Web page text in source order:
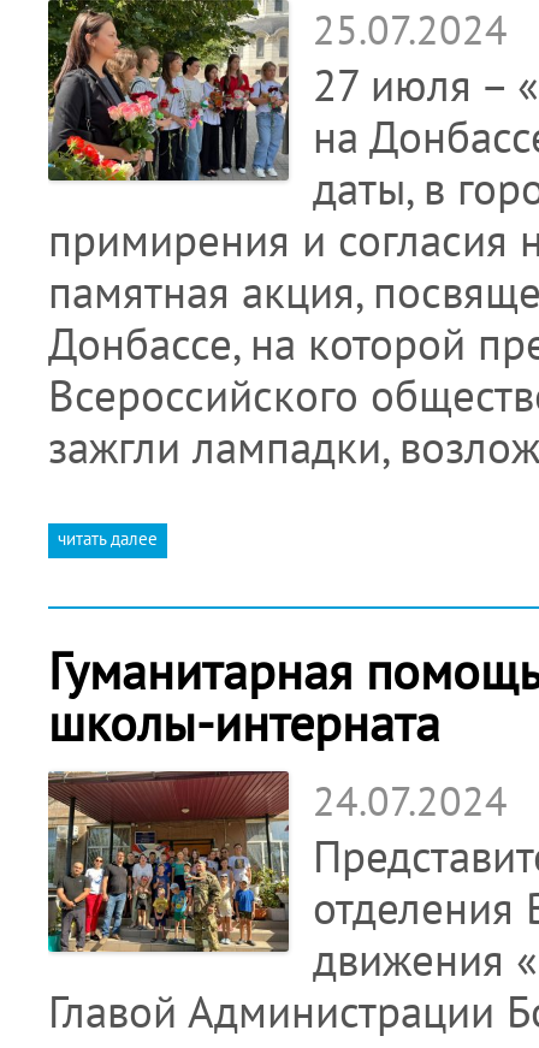
25.07.2024
27 июля –
на
даты, в
примирения и
памятная акция,
Донбассе, на которой
Всероссийского
зажгли лампадки,
читать далее
Гуманитарная
школы-интерната
24.07.2024
отделения
движения
Главой Администрации